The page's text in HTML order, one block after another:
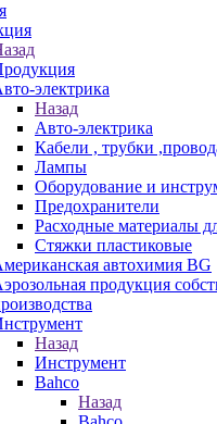
электрика
Назад
Авто-электрика
Кабели , трубки
Лампы
Оборудование и
Предохранители
Расходные материалы
Стяжки пластиковые
автохимия BG
продукция
Назад
Инструмент
Bahco
Назад